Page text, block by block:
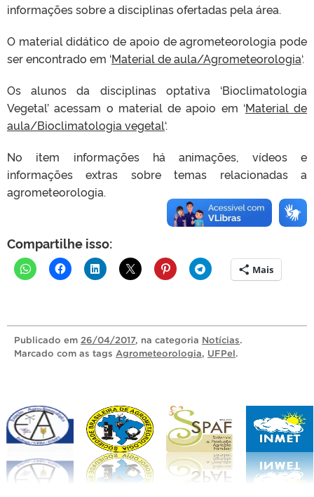
informações sobre a disciplinas ofertadas pela área.
O material didático de apoio de agrometeorologia pode
ser encontrado em ‘Material de aula/Agrometeorologia‘.
Os alunos da disciplinas optativa ‘Bioclimatologia
Vegetal’ acessam o material de apoio em ‘Material de
aula/Bioclimatologia vegetal‘.
No item informações há animações, vídeos e
informações extras sobre temas relacionadas a
agrometeorologia.
Compartilhe isso:
Mais
Publicado em 26/04/2017, na categoria Notícias.
Marcado com as tags Agrometeorologia, UFPel.